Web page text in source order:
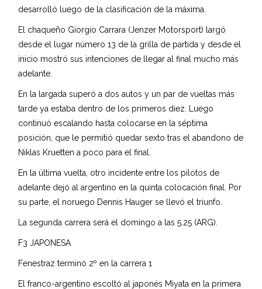
desarrolló luego de la clasificación de la máxima.
El chaqueño Giorgio Carrara (Jenzer Motorsport) largó
desde el lugar número 13 de la grilla de partida y desde el
inicio mostró sus intenciones de llegar al final mucho más
adelante.
En la largada superó a dos autos y un par de vueltas más
tarde ya estaba dentro de los primeros diez. Luego
continuó escalando hasta colocarse en la séptima
posición, que le permitió quedar sexto tras el abandono de
Niklas Kruetten a poco para el final.
En la última vuelta, otro incidente entre los pilotos de
adelante dejó al argentino en la quinta colocación final. Por
su parte, el noruego Dennis Hauger se llevó el triunfo.
La segunda carrera será el domingo a las 5.25 (ARG).
F3 JAPONESA
Fenestraz terminó 2º en la carrera 1
El franco-argentino escoltó al japonés Miyata en la primera